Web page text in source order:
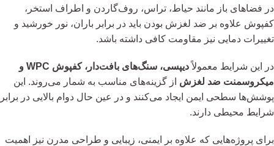
در فضاهای باز مانند حیاط، تراس، روف‌گاردن و اطراف استخر،
کفپوش علاوه بر ضد لغزش بودن باید در برابر باران، نور خورشید و
تغییرات دمایی نیز مقاومت کافی داشته باشد.
در این شرایط معمولاً
دیپسی، سنگ‌های بافت‌دار، کفپوش WPC و
میکروسمنت ضد لغزش از گزینه‌های مناسب به شمار می‌روند. این
پوشش‌ها سطحی ایمن ایجاد می‌کنند و در عین حال دوام بالایی در برابر
شرایط محیطی دارند.
برای پروژه‌هایی که علاوه بر ایمنی، زیبایی و طراحی مدرن نیز اهمیت